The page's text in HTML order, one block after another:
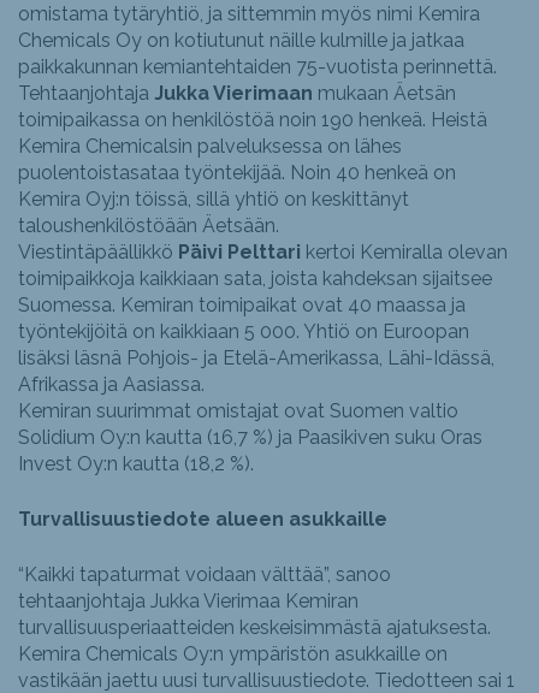
omistama tytäryhtiö, ja sittemmin myös nimi Kemira
Chemicals Oy on kotiutunut näille kulmille ja jatkaa
paikkakunnan kemiantehtaiden 75-vuotista perinnettä.
Tehtaanjohtaja Jukka Vierimaan mukaan Äetsän
toimipaikassa on henkilöstöä noin 190 henkeä. Heistä
Kemira Chemicalsin palveluksessa on lähes
puolentoistasataa työntekijää. Noin 40 henkeä on
Kemira Oyj:n töissä, sillä yhtiö on keskittänyt
taloushenkilöstöään Äetsään.
Viestintäpäällikkö Päivi Pelttari kertoi Kemiralla olevan
toimipaikkoja kaikkiaan sata, joista kahdeksan sijaitsee
Suomessa. Kemiran toimipaikat ovat 40 maassa ja
työntekijöitä on kaikkiaan 5 000. Yhtiö on Euroopan
lisäksi läsnä Pohjois- ja Etelä-Amerikassa, Lähi-Idässä,
Afrikassa ja Aasiassa.
Kemiran suurimmat omistajat ovat Suomen valtio
Solidium Oy:n kautta (16,7 %) ja Paasikiven suku Oras
Invest Oy:n kautta (18,2 %).
Turvallisuustiedote alueen asukkaille
“Kaikki tapaturmat voidaan välttää”, sanoo
tehtaanjohtaja Jukka Vierimaa Kemiran
turvallisuusperiaatteiden keskeisimmästä ajatuksesta.
Kemira Chemicals Oy:n ympäristön asukkaille on
vastikään jaettu uusi turvallisuustiedote. Tiedotteen sai 1